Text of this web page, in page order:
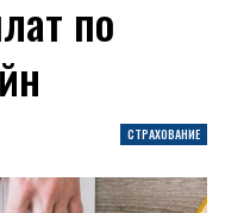
по
СТРАХОВАНИЕ